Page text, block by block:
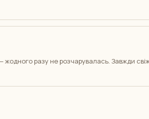
жодного разу не розчарувалась. Завжди